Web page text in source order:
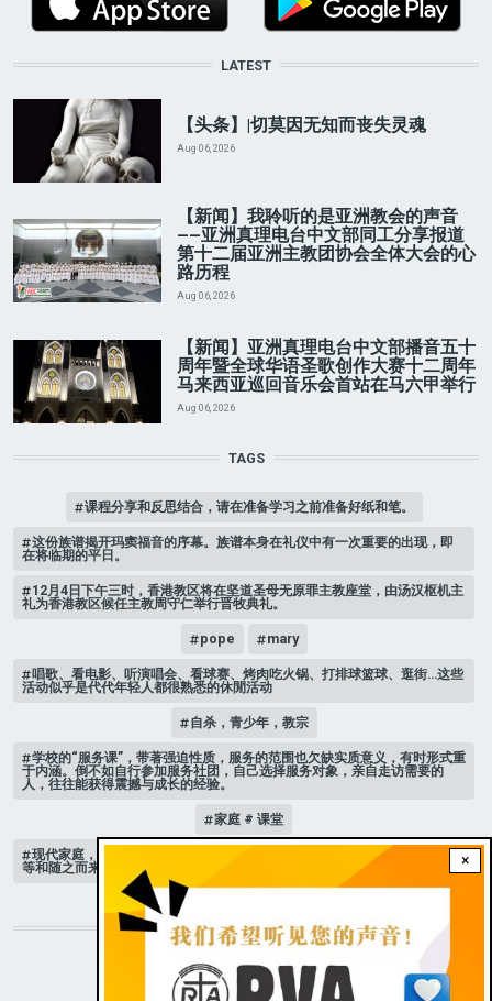
×
LATEST
【头条】|切莫因无知而丧失灵魂
Aug 06, 2026
【新闻】我聆听的是亚洲教会的声音
——亚洲真理电台中文部同工分享报道
第十二届亚洲主教团协会全体大会的心
路历程
Aug 06, 2026
【新闻】亚洲真理电台中文部播音五十
周年暨全球华语圣歌创作大赛十二周年
马来西亚巡回音乐会首站在马六甲举行
Aug 06, 2026
TAGS
课程分享和反思结合，请在准备学习之前准备好纸和笔。
这份族谱揭开玛窦福音的序幕。族谱本身在礼仪中有一次重要的出现，即
在将临期的平日。
12月4日下午三时，香港教区将在坚道圣母无原罪主教座堂，由汤汉枢机主
礼为香港教区候任主教周守仁举行晋牧典礼。
pope mary
唱歌、看电影、听演唱会、看球赛、烤肉吃火锅、打排球篮球、逛街…这些
活动似乎是代代年轻人都很熟悉的休閒活动
自杀，青少年，教宗
学校的“服务课”，带著强迫性质，服务的范围也欠缺实质意义，有时形式重
于内涵。倒不如自行参加服务社团，自己选择服务对象，亲自走访需要的
人，往往能获得震撼与成长的经验。
家庭 # 课堂
现代家庭，子女或许都是宝贝，不公平的待遇显得比较少，但隐性的不平
等和随之而来的身心压力却仍旧挥之不去。
STAY CONNECTED WITH US!